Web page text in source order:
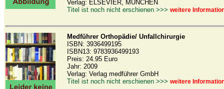
Verlag: ELSEVIER, MÜNCHEN
Titel ist noch nicht erschienen >>> weitere
Medführer Orthopädie/ Unfallchirurgie
ISBN: 3936499195
ISBN13: 9783936499193
Preis: 24.95 Euro
Jahr: 2009
Verlag: Verlag medführer GmbH
Titel ist noch nicht erschienen >>> weitere